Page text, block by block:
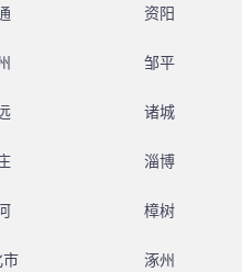
资阳
邹平
诸城
淄博
樟树
市 涿州